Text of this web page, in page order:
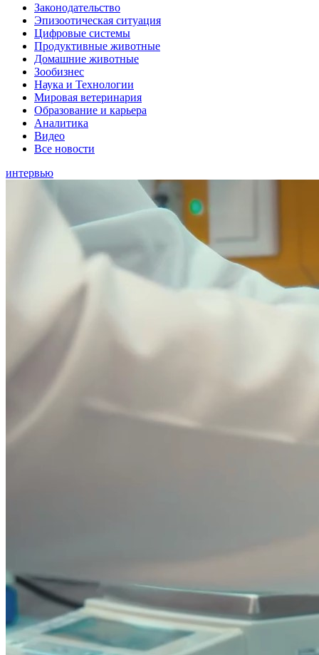
Законодательство
Эпизоотическая ситуация
Цифровые системы
Продуктивные животные
Домашние животные
Зообизнес
Наука и Технологии
Мировая ветеринария
Образование и карьера
Аналитика
Видео
Все новости
интервью